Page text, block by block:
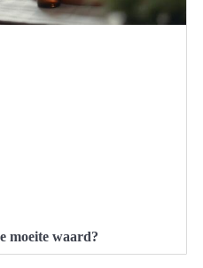
moeite waard?